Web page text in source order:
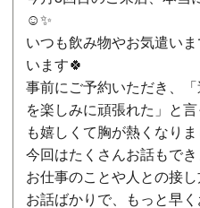
☺️✨
いつも飲み物やお気遣い
います🍀
事前にご予約いただき、
を楽しみに頑張れた」と
も嬉しくて胸が熱くなり
今回はたくさんお話もで
お仕事のことや人との接
お話ばかりで、もっと早